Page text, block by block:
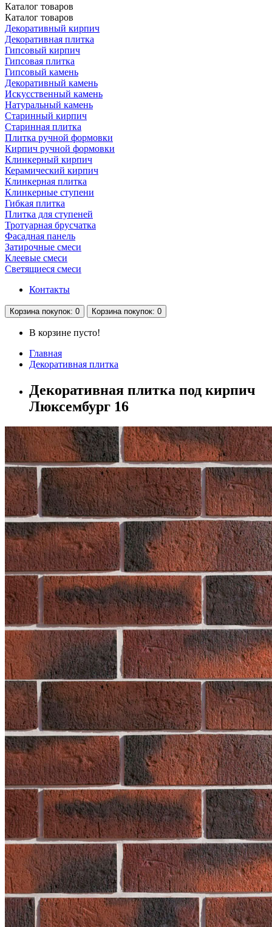
Каталог товаров
Каталог товаров
Декоративный кирпич
Декоративная плитка
Гипсовый кирпич
Гипсовая плитка
Гипсовый камень
Декоративный камень
Искусственный камень
Натуральный камень
Старинный кирпич
Старинная плитка
Плитка ручной формовки
Кирпич ручной формовки
Клинкерный кирпич
Керамический кирпич
Клинкерная плитка
Клинкерные ступени
Гибкая плитка
Плитка для ступеней
Тротуарная брусчатка
Фасадная панель
Затирочные смеси
Клеевые смеси
Светящиеся смеси
Контакты
Корзина покупок: 0 Корзина покупок: 0
В корзине пусто!
Главная
Декоративная плитка
Декоративная плитка под кирпич
Люксембург 16